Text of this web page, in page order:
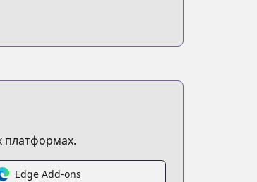
платформах.
Edge Add-ons